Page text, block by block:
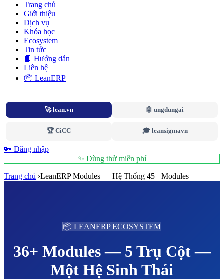
Trang chủ
Giới thiệu
Dịch vụ
Khóa học
Ecosystem
Tin tức
📘 Hướng dẫn
Liên hệ
📦 LeanERP
🚀 lean.vn 🤖 ungdungai
🏆 CiCC 🎓 leansigmavn
🔑 Đăng nhập
✨ Dùng thử miễn phí
Trang chủ ›LeanERP Modules — Hệ Thống 45+ Modules
📦 LEANERP ECOSYSTEM
36+ Modules — 5 Trụ Cột —
Một Hệ Sinh Thái